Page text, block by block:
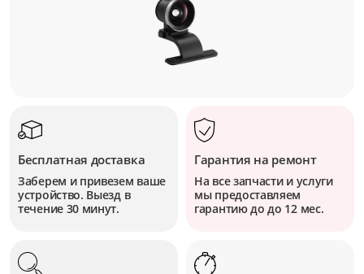
Бесплатная доставка
Заберем и привезем ваше
устройство. Выезд в
течение 30 минут.
Гарантия на ремонт
На все запчасти и услуги
мы предоставляем
гарантию до до 12 мес.